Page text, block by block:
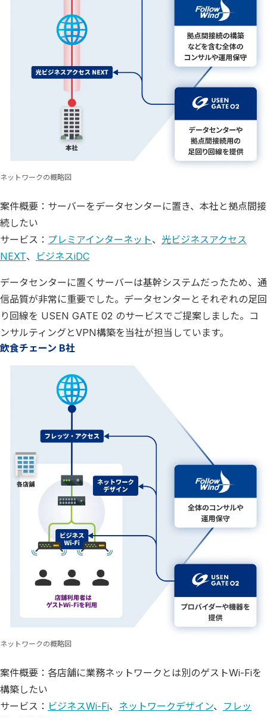
ネットワークの概略図
案件概要：サーバーをデータセンターに置き、本社と拠点間接
続したい
サービス： プレミアインターネット、 光ビジネスアクセス
NEXT、 ビジネスiDC
データセンターに置くサーバーは基幹システムだったため、通
信品質が非常に重要でした。データセンターとそれぞれの足回
り回線を USEN GATE 02 のサービスでご提案しました。コ
ンサルティングとVPN構築を当社が担当しています。
飲食チェーン B社
ネットワークの概略図
案件概要：各店舗に業務ネットワークとは別のゲストWi-Fiを
構築したい
サービス： ビジネスWi-Fi、 ネットワークデザイン、 フレッ